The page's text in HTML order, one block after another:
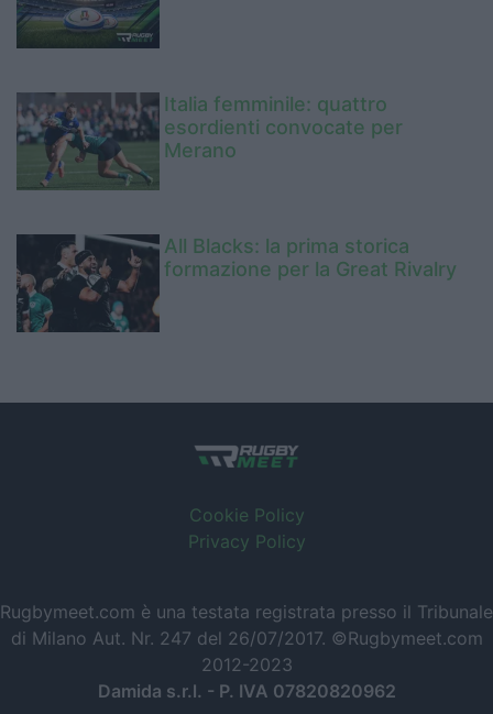
Italia femminile: quattro
esordienti convocate per
Merano
All Blacks: la prima storica
formazione per la Great Rivalry
Cookie Policy
Privacy Policy
Rugbymeet.com è una testata registrata presso il Tribunale
di Milano Aut. Nr. 247 del 26/07/2017. ©Rugbymeet.com
2012-2023
Damida s.r.l. - P. IVA 07820820962